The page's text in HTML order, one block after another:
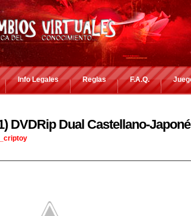
Info Legales Reglas F.A.Q.
DVDRip Dual Castellano-